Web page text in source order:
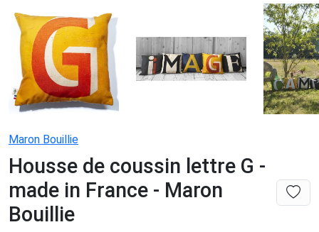
Maron Bouillie
Housse de coussin lettre G -
made in France - Maron
Bouillie